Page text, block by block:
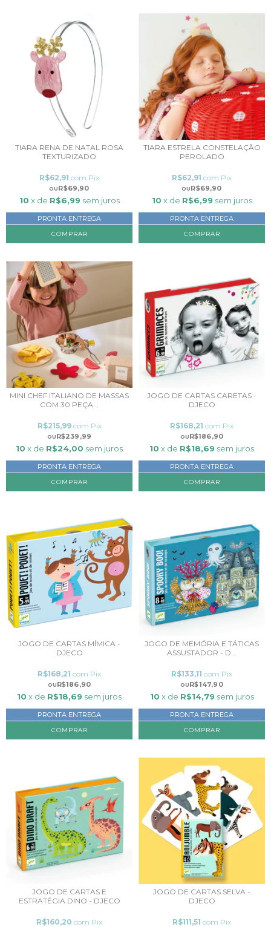
TIARA RENA DE NATAL ROSA
TEXTURIZADO
R$69,90
R$62,91 com Pix
10 x de R$6,99 sem juros
PRONTA ENTREGA
TIARA ESTRELA CONSTELAÇÃO
PEROLADO
R$69,90
R$62,91 com Pix
10 x de R$6,99 sem juros
PRONTA ENTREGA
MINI CHEF ITALIANO DE MASSAS
COM 30 PEÇA...
R$239,99
R$215,99 com Pix
10 x de R$24,00 sem juros
PRONTA ENTREGA
JOGO DE CARTAS CARETAS -
DJECO
R$186,90
R$168,21 com Pix
10 x de R$18,69 sem juros
PRONTA ENTREGA
JOGO DE CARTAS MÍMICA -
DJECO
R$186,90
R$168,21 com Pix
10 x de R$18,69 sem juros
PRONTA ENTREGA
JOGO DE MEMÓRIA E TÁTICAS
ASSUSTADOR - D...
R$147,90
R$133,11 com Pix
10 x de R$14,79 sem juros
PRONTA ENTREGA
JOGO DE CARTAS E
ESTRATÉGIA DINO - DJECO
R$160,20 com Pix
JOGO DE CARTAS SELVA -
DJECO
R$111,51 com Pix